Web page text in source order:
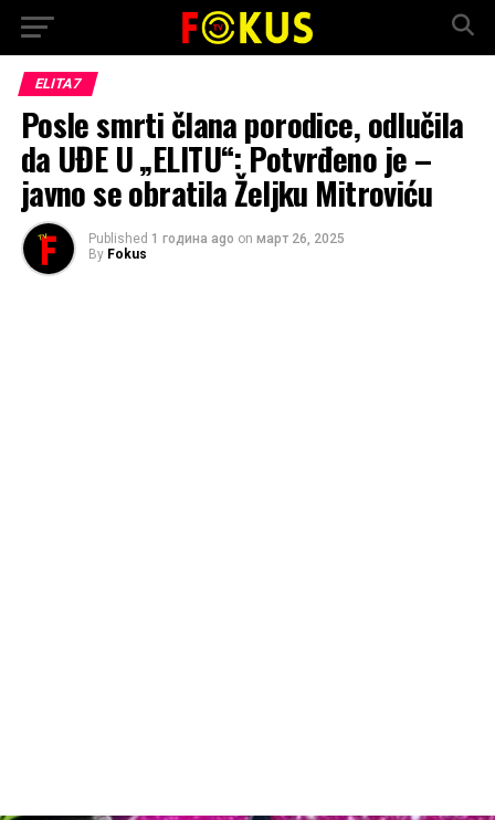
ELITA7
Posle smrti člana porodice, odlučila
da UĐE U „ELITU“: Potvrđeno je –
javno se obratila Željku Mitroviću
Published 1 година ago on март 26, 2025
By Fokus